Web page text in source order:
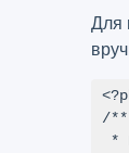
Для
/**